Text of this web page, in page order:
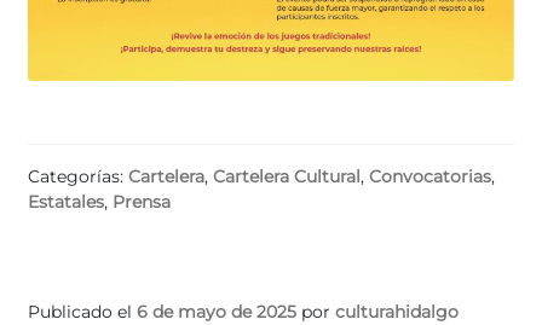
Categorías: Cartelera, Cartelera Cultural , Convocatorias,
Estatales, Prensa
Publicado el 6 de mayo de 2025 por culturahidalgo